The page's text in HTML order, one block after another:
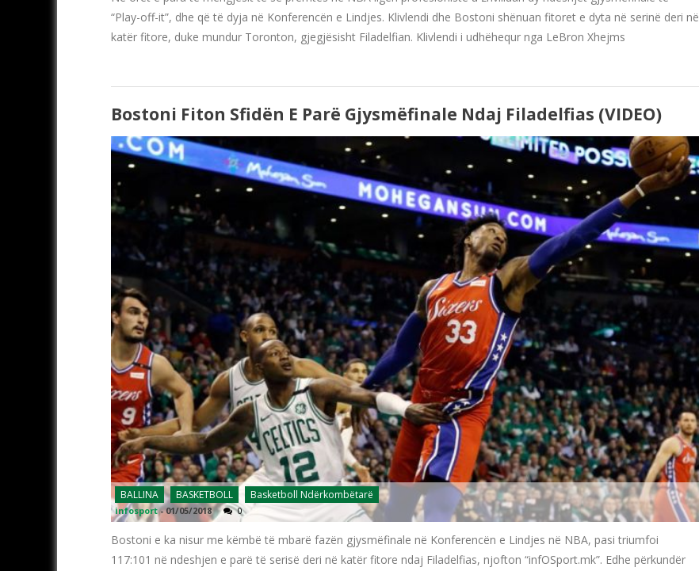
“Play-off-it”, dhe që të dyja në Konferencën e Lindjes. Klivlendi dhe Bostoni shënuan fitoret e dyta në serinë deri në
katër fitore, duke mundur Toronton, gjegjësisht Filadelfian. Klivlendi i udhëhequr nga LeBron Xhejms
Bostoni Fiton Sfidën E Parë Gjysmëfinale Ndaj Filadelfias (VIDEO)
BALLINA BASKETBOLL Basketboll Ndërkombëtarë
infosport -01/05/2018 0
Bostoni e ka nisur me këmbë të mbarë fazën gjysmëfinale në Konferencën e Lindjes në NBA, pasi triumfoi
117:101 në ndeshjen e parë të serisë deri në katër fitore ndaj Filadelfias, njofton “infOSport.mk”. Edhe përkundër